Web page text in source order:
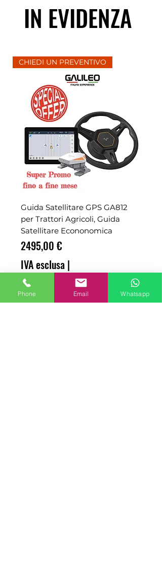
IN EVIDENZA
CHIEDI UN PREVENTIVO
Guida Satellitare GPS GA812
per Trattori Agricoli, Guida
Satellitare Econonomica
Prezzo
2495,00 €
IVA esclusa |
spedizione esclusa
ADD TO CART
Phone Email Whatsapp